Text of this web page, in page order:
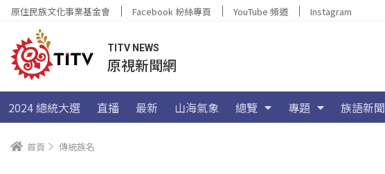
原住民族文化事業基金會 Facebook 粉絲專頁 YouTube 頻道 Instagram
TITV NEWS
原視新聞網
2024 總統大選 直播 最新 山海氣象 總覽 專題 族語新聞
首頁 傳統族名